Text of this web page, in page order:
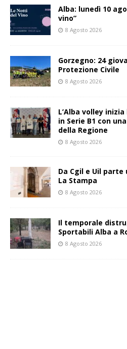
Alba: lunedì 10
vino”
8 Agosto 2026
Gorzegno: 24
Protezione Civile
8 Agosto 2026
L’Alba volley
in Serie B1 con
della Regione
8 Agosto 2026
Da Cgil e Uil parte
La Stampa
8 Agosto 2026
Il temporale
Sportabili Alba a
8 Agosto 2026